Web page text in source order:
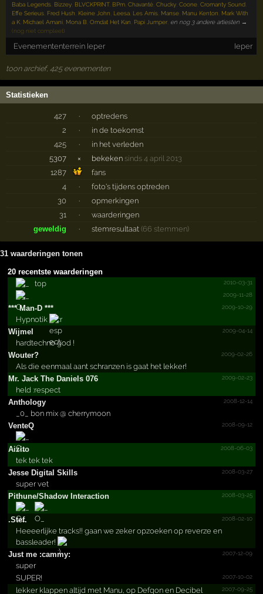
Baba Legends Bizzey BLVCKPRINT, BPm ,Chavanté ,Chucky ,Coone ,Cromanty Sound
Effe Serieus Fred Hush Kleine John Leesa Les Amis Manse Manu Kenton Mark With
a K Michael Amani Mona B ,Omdat Het Kan Papi Jumper en nog 3 andere artiesten →
(nog niet compleet)
Evenemententerrein Ieper Ieper
toon archief, 425 evenementen
Statistieken
427 ·
optredens
2
·
in de toekomst
425
·
in het verleden
5307
× bekeken sinds 4 april 2013
1287
fans
4
·
foto's tijdens optreden
30
·
opmerkingen
31
·
waarderingen
geweldig
· stemresultaat (66 stemmen)
31 waarderingen tonen
20 recentste waarderingen
2010-03-31
top
2009-11-28
***­ Man-D ***­ 2009-10-29
Hypnotik
Wijmel
2009-04-14
hardtechno god !
Wouter?
2009-02-26
Als die eenmaal aant schranzen is gaat het lekker!
Mr.­ Jack The Daniels 076
2009-02-23
held :respect
Anthology
2008-12-14
_0_ bon mix @ cherrymoon
VenteQ
2008-09-12
Aizito 2008-06-03
tek tek tek
Jesse Digital Skills
2008-03-27
super vet
Pithune/­Shadow Interaction
2008-03-25
.Stef. 2008-02-10
Heeeerlijke tracks!! gaan we zeker opzoeken op reverze en
bassleader!
Just me :cammy:
2007-12-09
super
2007-10-02
SUPER!
2007-09-25
lekker klappen altijd met Manu, op Defqon en Decibel